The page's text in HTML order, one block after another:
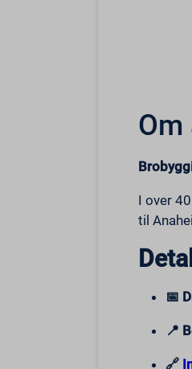
I over
til
📅
📍
🔗